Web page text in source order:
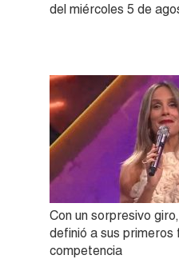
del miércoles 5 de
Con un sorpresivo
definió a sus
competencia